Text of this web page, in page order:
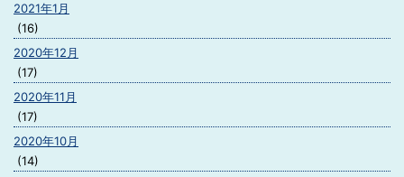
2021年1月
(16)
2020年12月
(17)
2020年11月
(17)
2020年10月
(14)